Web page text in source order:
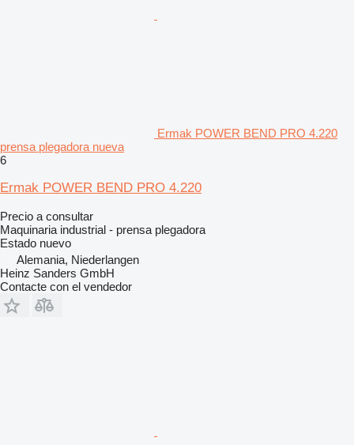
Ermak POWER BEND PRO 4.220
prensa plegadora nueva
6
Ermak POWER BEND PRO 4.220
Precio a consultar
Maquinaria industrial - prensa plegadora
Estado nuevo
Alemania, Niederlangen
Heinz Sanders GmbH
Contacte con el vendedor